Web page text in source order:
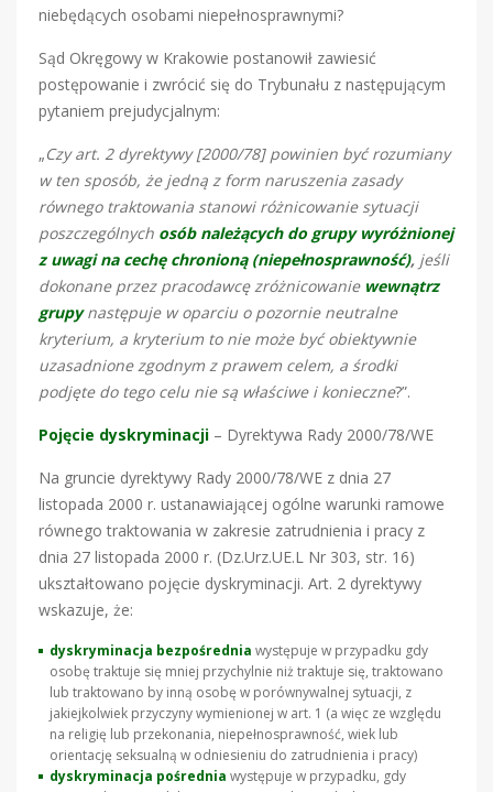
niebędących osobami niepełnosprawnymi?
Sąd Okręgowy w Krakowie postanowił zawiesić
postępowanie i zwrócić się do Trybunału z następującym
pytaniem prejudycjalnym:
„Czy art. 2 dyrektywy [2000/78] powinien być rozumiany
w ten sposób, że jedną z form naruszenia zasady
równego traktowania stanowi różnicowanie sytuacji
poszczególnych osób należących do grupy wyróżnionej
z uwagi na cechę chronioną (niepełnosprawność), jeśli
dokonane przez pracodawcę zróżnicowanie wewnątrz
grupynastępuje w oparciu o pozornie neutralne
kryterium, a kryterium to nie może być obiektywnie
uzasadnione zgodnym z prawem celem, a środki
podjęte do tego celu nie są właściwe i konieczne?”.
Pojęcie dyskryminacji – Dyrektywa Rady 2000/78/WE
Na gruncie dyrektywy Rady 2000/78/WE z dnia 27
listopada 2000 r. ustanawiającej ogólne warunki ramowe
równego traktowania w zakresie zatrudnienia i pracy z
dnia 27 listopada 2000 r. (Dz.Urz.UE.L Nr 303, str. 16)
ukształtowano pojęcie dyskryminacji. Art. 2 dyrektywy
wskazuje, że:
dyskryminacja bezpośrednia występuje w przypadku gdy
osobę traktuje się mniej przychylnie niż traktuje się, traktowano
lub traktowano by inną osobę w porównywalnej sytuacji, z
jakiejkolwiek przyczyny wymienionej w art. 1 (a więc ze względu
na religię lub przekonania, niepełnosprawność, wiek lub
orientację seksualną w odniesieniu do zatrudnienia i pracy)
dyskryminacja pośrednia występuje w przypadku, gdy